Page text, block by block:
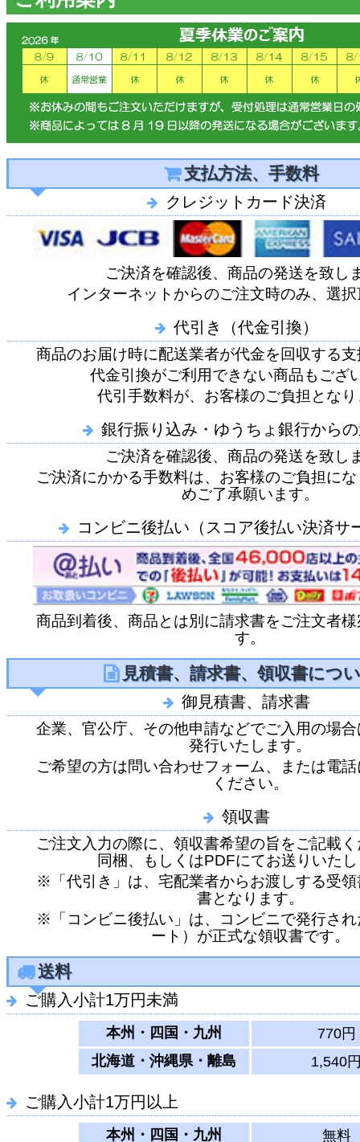
支払方法、手数料
クレジットカード決済
ご決済を確認後、商品の発送を致し
インターネットからのご注文時のみ、選
代引き（代金引換）
商品のお届け時に配送業者が代金を回収する
代金引換がご利用できない商品もござ
代引手数料が、お客様のご負担とな
銀行振り込み・ゆうちょ銀行から
ご決済を確認後、商品の発送を致し
ご決済にかかる手数料は、お客様のご負担に
めご了承願います。
コンビニ後払い（スコア後払い決済サ
商品到着後、商品とは別に請求書をご注文者
す。
見積書、請求書、領収書につ
御見積書、請求書
企業、官公庁、その他申請などでご入用の場
発行いたします。
ご希望の方は問い合わせフォーム、または電
ください。
領収書
ご注文入力の際に、領収書希望の旨をご記載
同梱、もしくはPDFにてお送りいた
※「代引き」は、宅配業者からお渡しする受
書となります。
※「コンビニ後払い」は、コンビニで発行さ
ート）が正式な領収書です。
送料
ご購入小計1万円未満
本州・四国・九州
770円
北海道・沖縄県・離島
1,540
ご購入小計1万円以上
本州・四国・九州 無料